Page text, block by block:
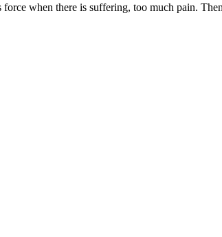
when there is suffering, too much pain.